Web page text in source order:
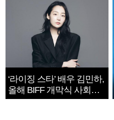
‘라이징 스타’ 배우 김민하,
올해 BIFF 개막식 사회자
확정